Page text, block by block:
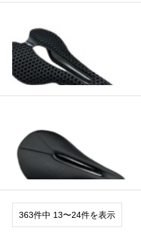
363件中 13〜24件を表示